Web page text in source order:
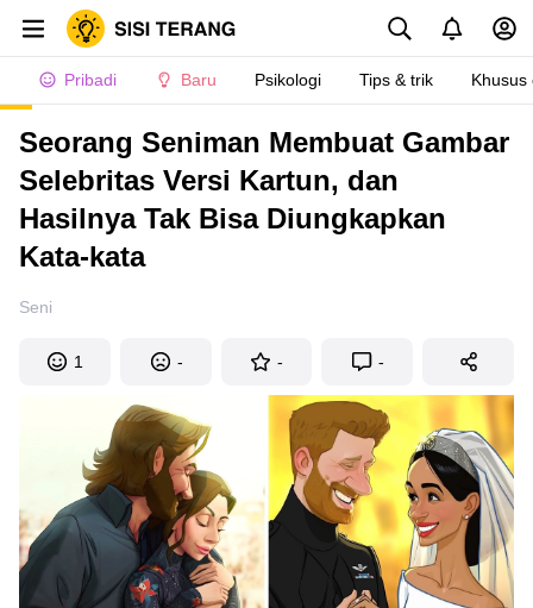
Pribadi Baru Psikologi Tips & trik Khusus
Seorang Seniman Membuat Gambar
Selebritas Versi Kartun, dan
Hasilnya Tak Bisa Diungkapkan
Kata-kata
Seni
1 - - -